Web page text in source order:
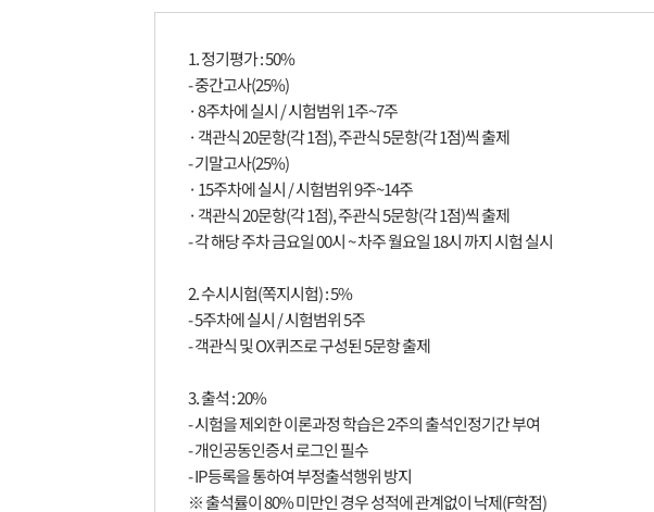
1. 정기평가 : 50%
- 중간고사(25%)
· 8주차에 실시 / 시험범위 1주~7주
· 객관식 20문항(각 1점), 주관식 5문항(각 1점)씩 출제
- 기말고사(25%)
· 15주차에 실시 / 시험범위 9주~14주
· 객관식 20문항(각 1점), 주관식 5문항(각 1점)씩 출제
- 각 해당 주차 금요일 00시 ~ 차주 월요일 18시 까지 시험 실시
2. 수시시험(쪽지시험) : 5%
- 5주차에 실시 / 시험범위 5주
- 객관식 및 OX퀴즈로 구성된 5문항 출제
3. 출석 : 20%
- 시험을 제외한 이론과정 학습은 2주의 출석인정기간 부여
- 개인공동인증서 로그인 필수
- IP등록을 통하여 부정출석행위 방지
※ 출석률이 80% 미만인 경우 성적에 관계없이 낙제(F학점)